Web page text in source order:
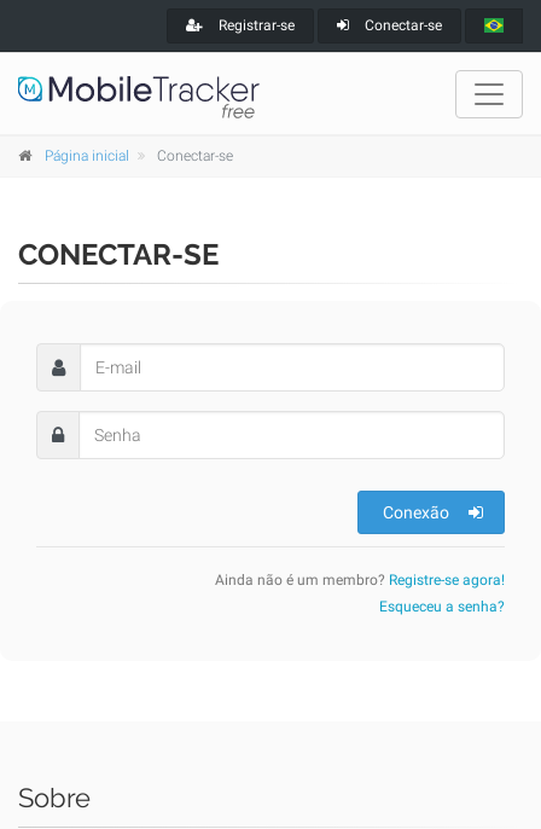
Registrar-se Conectar-se
Página inicial Conectar-se
CONECTAR-SE
Conexão
Ainda não é um membro? Registre-se agora!
Esqueceu a senha?
Sobre